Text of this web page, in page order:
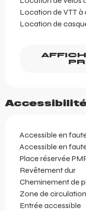
Location de VTT à
Location de
Accessible en
Accessible en
Place réservée
Revêtement dur
Cheminement de
Zone de
Entrée accessible